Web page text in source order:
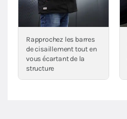
Rapprochez les barres
de cisaillement tout en
vous écartant de la
structure